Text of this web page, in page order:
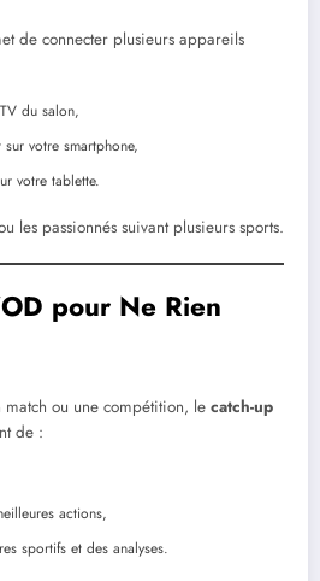
de connecter plusieurs appareils
du salon,
sur votre smartphone,
votre tablette.
les passionnés suivant plusieurs sports.
pour Ne Rien
ou une compétition, le catch-up
de :
actions,
sportifs et des analyses.